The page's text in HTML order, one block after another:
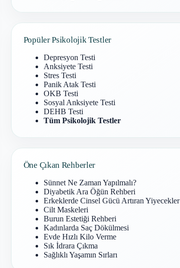
Popüler Psikolojik Testler
Depresyon Testi
Anksiyete Testi
Stres Testi
Panik Atak Testi
OKB Testi
Sosyal Anksiyete Testi
DEHB Testi
Tüm Psikolojik Testler
Öne Çıkan Rehberler
Sünnet Ne Zaman Yapılmalı?
Diyabetik Ara Öğün Rehberi
Erkeklerde Cinsel Gücü Artıran Yiyecekler
Cilt Maskeleri
Burun Estetiği Rehberi
Kadınlarda Saç Dökülmesi
Evde Hızlı Kilo Verme
Sık İdrara Çıkma
Sağlıklı Yaşamın Sırları